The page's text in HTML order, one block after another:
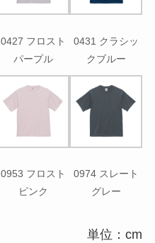
0427 フロスト
パープル
0431 クラシッ
クブルー
0953 フロスト
ピンク
0974 スレート
グレー
単位：cm